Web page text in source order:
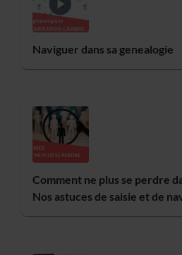
Naviguer dans sa genealogie
Comment ne plus se perdre
Nos astuces de saisie et de